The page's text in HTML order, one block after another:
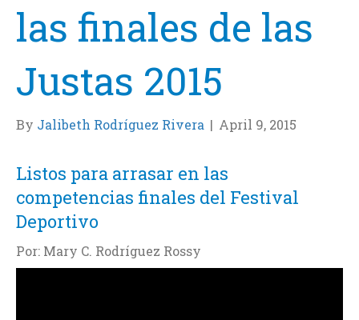
las finales de las
Justas 2015
By Jalibeth Rodríguez Rivera | April 9, 2015
Listos para arrasar en las
competencias finales del Festival
Deportivo
Por: Mary C. Rodríguez Rossy